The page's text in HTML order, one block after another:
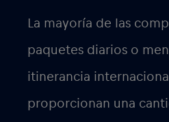
La mayoría de las
paquetes diarios o
itinerancia
proporcionan una